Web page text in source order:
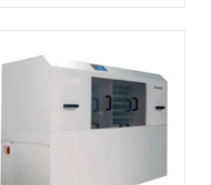
escolar Equipo
didáctico Equipo de
laboratorio de PCB